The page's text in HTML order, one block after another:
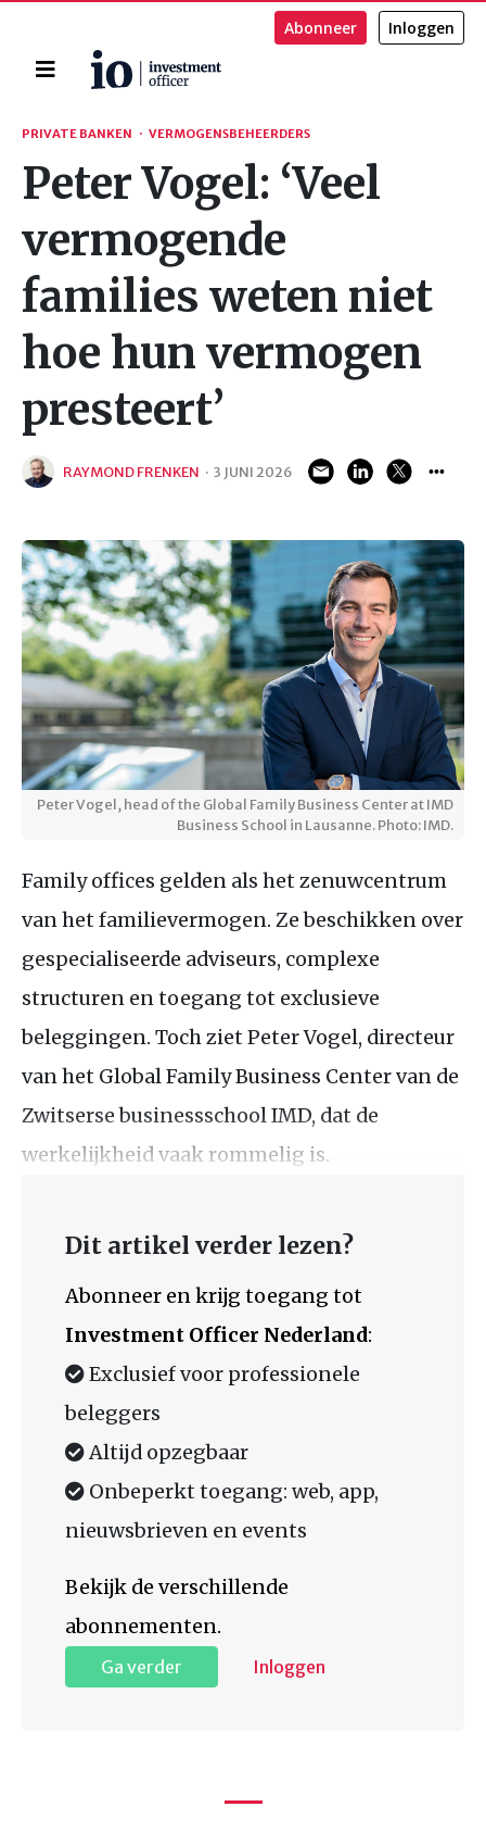
Home
Abonneer Inloggen
Zoeken
PRIVATE BANKEN · VERMOGENSBEHEERDERS
Peter Vogel: ‘Veel
vermogende
families weten niet
hoe hun vermogen
presteert’
RAYMOND FRENKEN · 3 JUNI 2026
Peter Vogel, head of the Global Family Business Center at IMD
Business School in Lausanne. Photo: IMD.
Family offices gelden als het zenuwcentrum
van het familievermogen. Ze beschikken over
gespecialiseerde adviseurs, complexe
structuren en toegang tot exclusieve
beleggingen. Toch ziet Peter Vogel, directeur
van het Global Family Business Center van de
Zwitserse businessschool IMD, dat de
werkelijkheid vaak rommelig is.
Dit artikel verder lezen?
Abonneer en krijg toegang tot
Investment Officer Nederland:
Exclusief voor professionele
beleggers
Altijd opzegbaar
Onbeperkt toegang: web, app,
nieuwsbrieven en events
Bekijk de verschillende
abonnementen.
Ga verder Inloggen